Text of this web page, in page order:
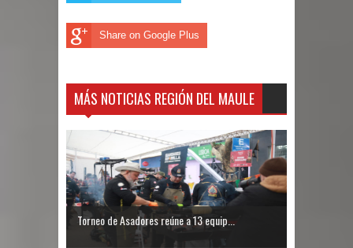
Share on Google Plus
MÁS NOTICIAS REGIÓN DEL MAULE
Torneo de Asadores reúne a 13 equip...